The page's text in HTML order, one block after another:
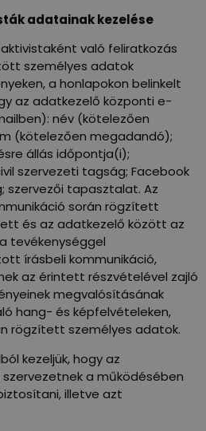
adatainak kezelése
való feliratkozás
személyes adatok
a honlapokon belinkelt
az adatkezelő központi e-
név (kötelezően
(kötelezően megadandó);
állás időpontja(i);
szervezeti tagság; Facebook
szervezői tapasztalat. Az
során rögzített
és az adatkezelő között az
tevékenységgel
írásbeli kommunikáció,
az érintett részvételével zajló
megvalósításának
hang- és képfelvételeken,
rögzített személyes adatok.
kezeljük, hogy az
a működésében
illetve azt